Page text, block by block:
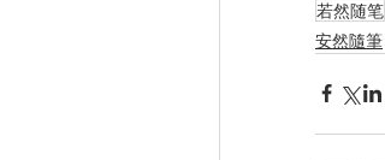
若然随笔
安然隨筆